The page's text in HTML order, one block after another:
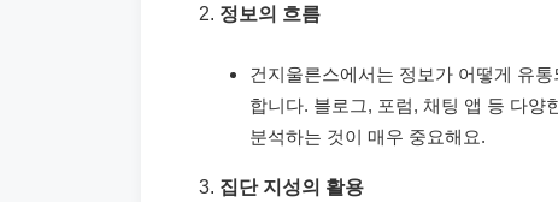
정보의 흐름
건지울른스에서는 정보가 어떻게 유
합니다. 블로그, 포럼, 채팅 앱 등 다양
분석하는 것이 매우 중요해요.
집단 지성의 활용